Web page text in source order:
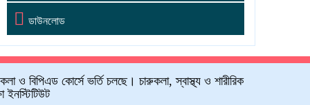
 ডাউনলোড
ও বিপিএড কোর্সে ভর্তি চলছে। চারুকলা, স্বাস্থ্য ও শারীরিক
ইনস্টিটিউট